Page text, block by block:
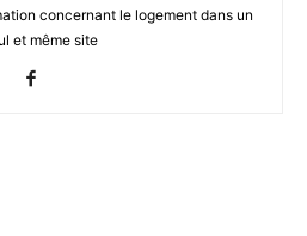
concernant le logement dans un
et même site